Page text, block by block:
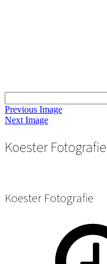
Previous Image
Next Image
Koester Fotografie
Koester Fotografie